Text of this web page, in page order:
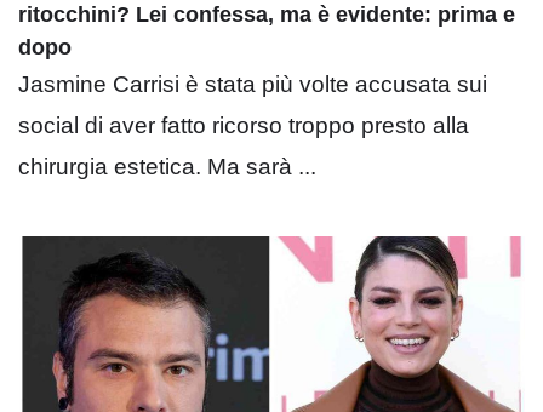
ritocchini? Lei confessa, ma è evidente: prima e
dopo
Jasmine Carrisi è stata più volte accusata sui
social di aver fatto ricorso troppo presto alla
chirurgia estetica. Ma sarà ...